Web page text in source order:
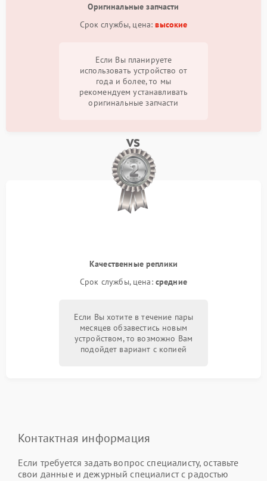
Оригинальные запчасти
Срок службы, цена:высокие
Если Вы планируете
использовать устройство от
года и более, то мы
рекомендуем устанавливать
оригинальные запчасти
vs
Качественные реплики
Срок службы, цена: средние
Если Вы хотите в течение пары
месяцев обзавестись новым
устройством, то возможно Вам
подойдет вариант с копией
Контактная информация
Если требуется задать вопрос специалисту, оставьте
свои данные и дежурный специалист с радостью